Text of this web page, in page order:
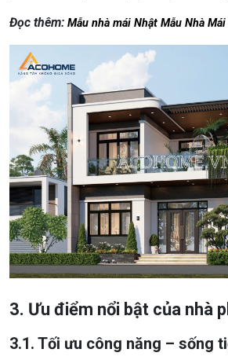
Đọc thêm: Mẫu nhà mái Nhật Mẫu Nhà
3. Ưu điểm nổi bật của nhà
3.1. Tối ưu công năng – sống